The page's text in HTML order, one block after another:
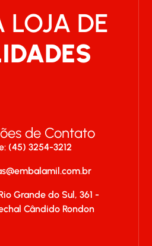
LOJA DE
de Contato
(45) 3254-3212
Grande do Sul, 361 -
Cândido Rondon